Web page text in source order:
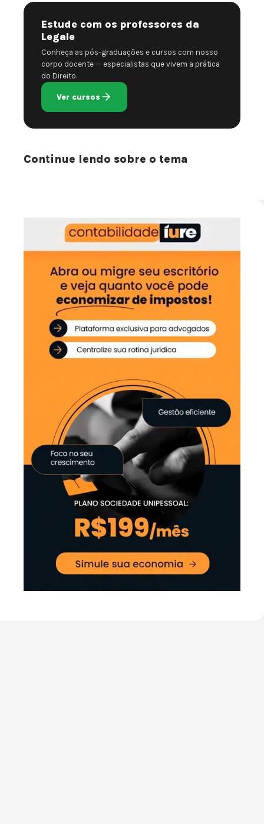
Estude com os professores da
Legale
Conheça as pós-graduações e cursos com nosso
corpo docente — especialistas que vivem a prática
do Direito.
Ver cursos
Continue lendo sobre o tema